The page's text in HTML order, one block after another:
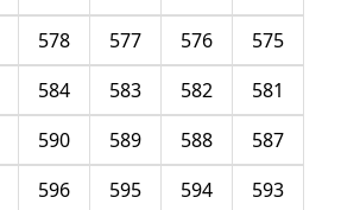
575
576
577
578
581
582
583
584
587
588
589
590
593
594
595
596